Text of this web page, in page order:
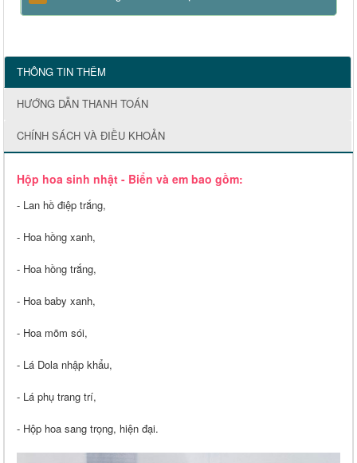
THÔNG TIN THÊM
HƯỚNG DẪN THANH TOÁN
CHÍNH SÁCH VÀ ĐIỀU KHOẢN
Hộp hoa sinh nhật - Biển và em bao gồm:
- Lan hồ điệp trắng,
- Hoa hồng xanh,
- Hoa hồng trắng,
- Hoa baby xanh,
- Hoa mõm sói,
- Lá Dola nhập khẩu,
- Lá phụ trang trí,
- Hộp hoa sang trọng, hiện đại.